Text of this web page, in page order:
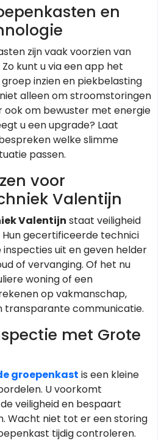
en
zijn vaak voorzien van
kunt u via een app het
inzien en piekbelasting
alleen om stroomstoringen
ook om bewuster met energie
u een upgrade? Laat
welke slimme
passen.
voor
Valentijn
Valentijn staat veiligheid
gecertificeerde technici
uit en geven helder
of vervanging. Of het nu
woning of een
op vakmanschap,
transparante communicatie.
met Grote
groepenkast is een kleine
U voorkomt
veiligheid en bespaart
Wacht niet tot er een storing
tijdig controleren.